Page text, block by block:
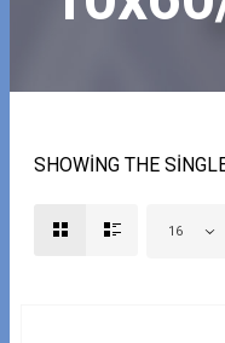
SHOWING THE
16